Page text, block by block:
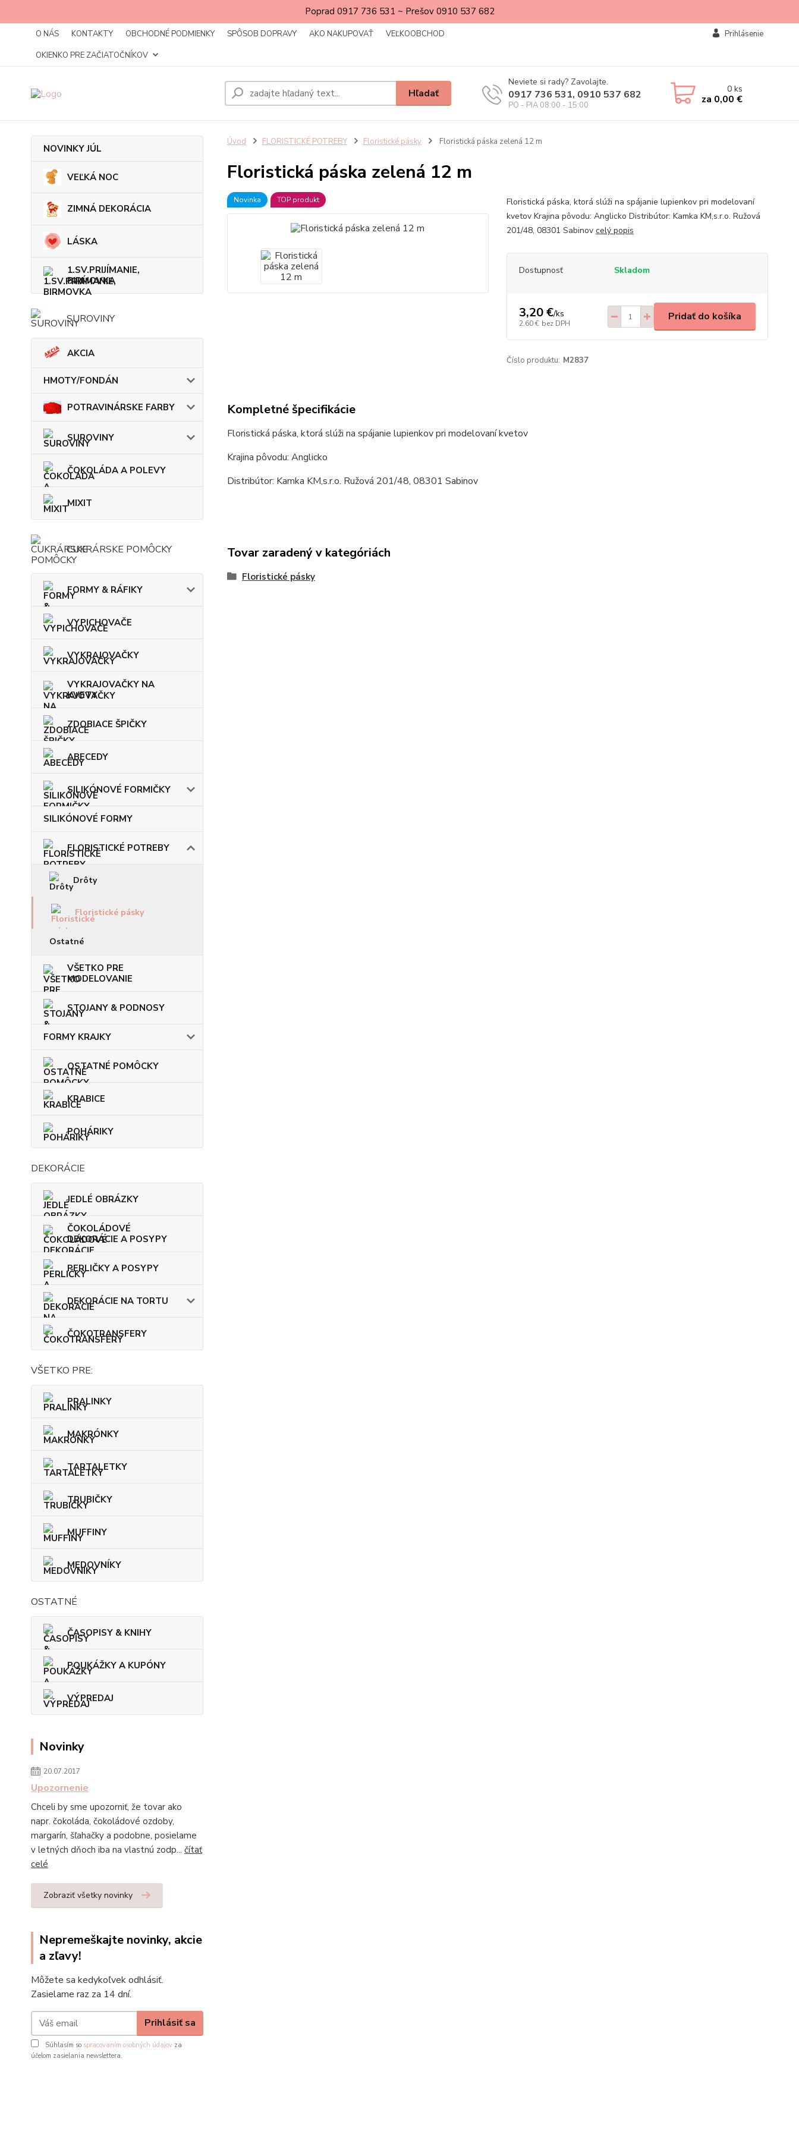
Poprad 0917 736 531 ~ Prešov 0910 537 682
O NÁS KONTAKTY OBCHODNÉ PODMIENKY SPÔSOB DOPRAVY AKO NAKUPOVAŤ
VEĽKOOBCHOD
OKIENKO PRE ZAČIATOČNÍKOV
Prihlásenie
Hľadať
Neviete si rady? Zavolajte.
0917 736 531, 0910 537 682
PO - PIA 08:00 - 15:00
0ks
za 0,00 €
NOVINKY JÚL
VEĽKÁ NOC
ZIMNÁ DEKORÁCIA
LÁSKA
1.SV.PRIJÍMANIE,
BIRMOVKA
SUROVINY
AKCIA
HMOTY/FONDÁN
POTRAVINÁRSKE FARBY
SUROVINY
ČOKOLÁDA A POLEVY
MIXIT
CUKRÁRSKE POMÔCKY
FORMY & RÁFIKY
VYPICHOVAČE
VYKRAJOVAČKY
VYKRAJOVAČKY NA
KVETY
ZDOBIACE ŠPIČKY
ABECEDY
SILIKÓNOVÉ FORMIČKY
SILIKÓNOVÉ FORMY
FLORISTICKÉ POTREBY
Drôty
Floristické pásky
Ostatné
VŠETKO PRE
MODELOVANIE
STOJANY & PODNOSY
FORMY KRAJKY
OSTATNÉ POMÔCKY
KRABICE
POHÁRIKY
DEKORÁCIE
JEDLÉ OBRÁZKY
ČOKOLÁDOVÉ
DEKORÁCIE A POSYPY
PERLIČKY A POSYPY
DEKORÁCIE NA TORTU
ČOKOTRANSFERY
VŠETKO PRE:
PRALINKY
MAKRÓNKY
TARTALETKY
TRUBIČKY
MUFFINY
MEDOVNÍKY
OSTATNÉ
ČASOPISY & KNIHY
POUKÁŽKY A KUPÓNY
VÝPREDAJ
Novinky
20.07.2017
Upozornenie
Chceli by sme upozorniť, že tovar ako
napr. čokoláda, čokoládové ozdoby,
margarín, šľahačky a podobne, posielame
v letných dňoch iba na vlastnú zodp... čítať
celé
Zobraziť všetky novinky
Nepremeškajte novinky, akcie
a zľavy!
Môžete sa kedykoľvek odhlásiť.
Zasielame raz za 14 dní.
Prihlásiť sa
Súhlasím so spracovaním osobných údajov za
účelom zasielania newslettera.
Úvod FLORISTICKÉ POTREBY Floristické pásky Floristická páska zelená 12 m
Floristická páska zelená 12 m
Novinka TOP produkt
Floristická páska, ktorá slúži na spájanie lupienkov pri modelovaní
kvetov Krajina pôvodu: Anglicko Distribútor: Kamka KM,s.r.o. Ružová
201/48, 08301 Sabinov celý popis
Dostupnosť Skladom
3,20 €/ks
2,60 € bez DPH
Pridať do košíka
Číslo produktu: M2837
Kompletné špecifikácie
Floristická páska, ktorá slúži na spájanie lupienkov pri modelovaní kvetov
Krajina pôvodu: Anglicko
Distribútor: Kamka KM,s.r.o. Ružová 201/48, 08301 Sabinov
Tovar zaradený v kategóriách
Floristické pásky